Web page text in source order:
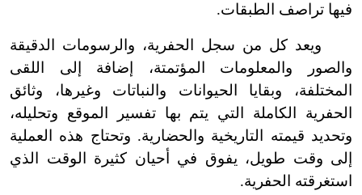
فيها تراصف الطبقات.
ويعد كل من سجل الحفرية، والرسومات الدقيقة
والصور والمعلومات المؤتمتة، إضافة إلى اللقى
المختلفة، وبقايا الحيوانات والنباتات وغيرها، وثائق
الحفرية الكاملة التي يتم بها تفسير الموقع وتحليله،
وتحديد قيمته التاريخية والحضارية. وتحتاج هذه العملية
إلى وقت طويل، يفوق في أحيان كثيرة الوقت الذي
استغرقته الحفرية.